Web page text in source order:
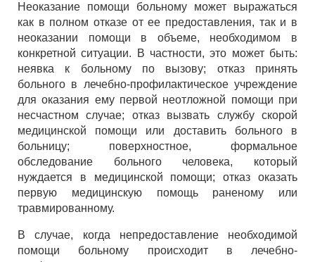
Неоказание помощи больному может выражаться
как в полном отказе от ее предоставления, так и в
неоказании помощи в объеме, необходимом в
конкретной ситуации. В частности, это может быть:
неявка к больному по вызову; отказ принять
больного в лечебно-профилактическое учреждение
для оказания ему первой неотложной помощи при
несчастном случае; отказ вызвать службу скорой
медицинской помощи или доставить больного в
больницу; поверхностное, формальное
обследование больного человека, который
нуждается в медицинской помощи; отказ оказать
первую медицинскую помощь раненому или
травмированному.
В случае, когда непредоставление необходимой
помощи больному происходит в лечебно-